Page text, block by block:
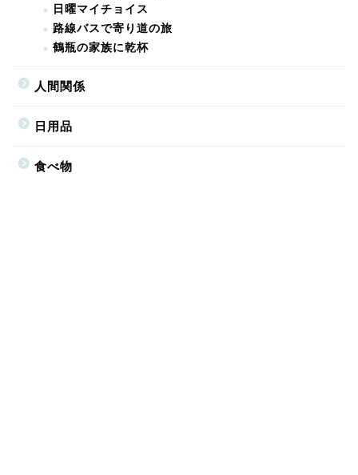
日曜マイチョイス
路線バスで寄り道の旅
鶴瓶の家族に乾杯
人間関係
日用品
食べ物